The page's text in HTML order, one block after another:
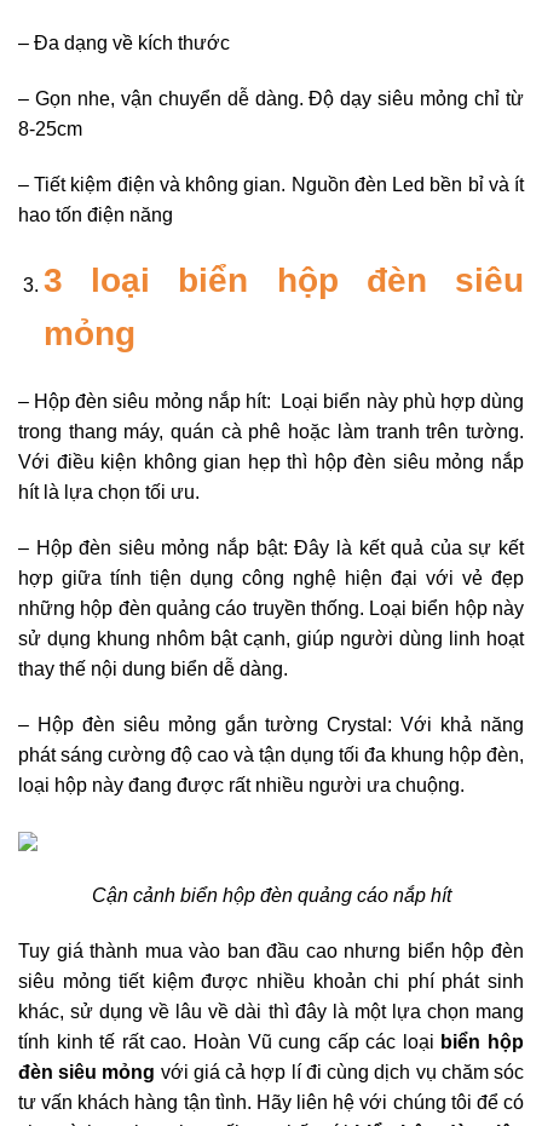
– Đa dạng về kích thước
– Gọn nhe, vận chuyển dễ dàng. Độ dạy siêu mỏng chỉ từ
8-25cm
– Tiết kiệm điện và không gian. Nguồn đèn Led bền bỉ và ít
hao tốn điện năng
3 loại biển hộp đèn siêu
mỏng
– Hộp đèn siêu mỏng nắp hít: Loại biển này phù hợp dùng
trong thang máy, quán cà phê hoặc làm tranh trên tường.
Với điều kiện không gian hẹp thì hộp đèn siêu mỏng nắp
hít là lựa chọn tối ưu.
– Hộp đèn siêu mỏng nắp bật: Đây là kết quả của sự kết
hợp giữa tính tiện dụng công nghệ hiện đại với vẻ đẹp
những hộp đèn quảng cáo truyền thống. Loại biển hộp này
sử dụng khung nhôm bật cạnh, giúp người dùng linh hoạt
thay thế nội dung biển dễ dàng.
– Hộp đèn siêu mỏng gắn tường Crystal: Với khả năng
phát sáng cường độ cao và tận dụng tối đa khung hộp đèn,
loại hộp này đang được rất nhiều người ưa chuộng.
Cận cảnh biển hộp đèn quảng cáo nắp hít
Tuy giá thành mua vào ban đầu cao nhưng biển hộp đèn
siêu mỏng tiết kiệm được nhiều khoản chi phí phát sinh
khác, sử dụng về lâu về dài thì đây là một lựa chọn mang
tính kinh tế rất cao. Hoàn Vũ cung cấp các loại biển hộp
đèn siêu mỏng với giá cả hợp lí đi cùng dịch vụ chăm sóc
tư vấn khách hàng tận tình. Hãy liên hệ với chúng tôi để có